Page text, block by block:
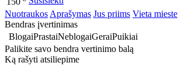
Nuotraukos Aprašymas Jus priims Vieta mieste
Bendras įvertinimas
BlogaiPrastaiNeblogaiGeraiPuikiai
Palikite savo bendra vertinimo balą
Ką rašyti atsiliepime